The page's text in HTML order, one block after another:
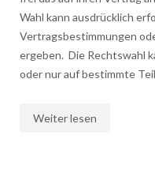
Wahl kann ausdrücklich
Vertragsbestimmungen
ergeben. Die Rechtswahl
oder nur auf bestimmte
Weiter lesen